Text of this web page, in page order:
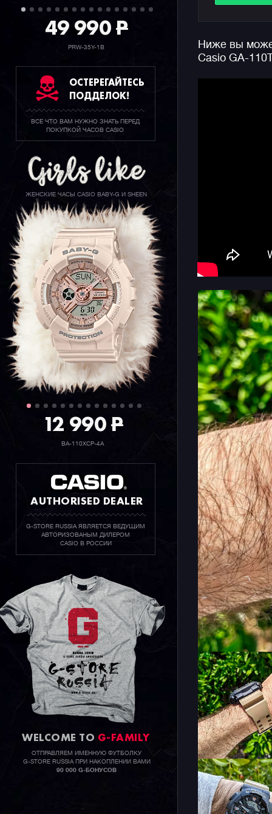
49 990P
PRW-35Y-1B
ОСТЕРЕГАЙТЕСЬ
ПОДДЕЛОК!
ВСЕ ЧТО ВАМ НУЖНО ЗНАТЬ ПЕРЕД
ПОКУПКОЙ ЧАСОВ CASIO
ЖЕНСКИЕ ЧАСЫ CASIO BABY-G И SHEEN
12 990P
BA-110XCP-4A
AUTHORISED DEALER
G-STORE RUSSIA ЯВЛЯЕТСЯ ВЕДУЩИМ
АВТОРИЗОВАНЫМ ДИЛЕРОМ
CASIO В РОССИИ
WELCOME TO G-FAMILY
ОТПРАВЛЯЕМ ИМЕННУЮ ФУТБОЛКУ
G-STORE RUSSIA ПРИ НАКОПЛЕНИИ ВАМИ
90 000 G-БОНУСОВ
самых
людей по
Ниже вы
Casio GA-